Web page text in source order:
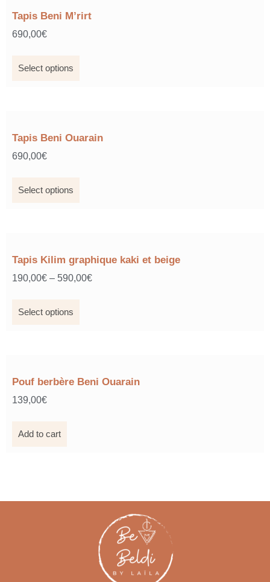
Tapis Beni M’rirt
690,00€
Select options
Tapis Beni Ouarain
690,00€
Select options
Tapis Kilim graphique kaki et beige
190,00€ – 590,00€
Select options
Pouf berbère Beni Ouarain
139,00€
Add to cart